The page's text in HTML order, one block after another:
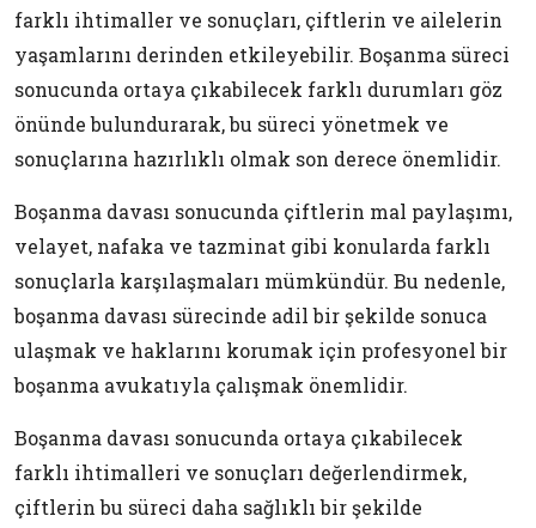
farklı ihtimaller ve sonuçları, çiftlerin ve ailelerin
yaşamlarını derinden etkileyebilir. Boşanma süreci
sonucunda ortaya çıkabilecek farklı durumları göz
önünde bulundurarak, bu süreci yönetmek ve
sonuçlarına hazırlıklı olmak son derece önemlidir.
Boşanma davası sonucunda çiftlerin mal paylaşımı,
velayet, nafaka ve tazminat gibi konularda farklı
sonuçlarla karşılaşmaları mümkündür. Bu nedenle,
boşanma davası sürecinde adil bir şekilde sonuca
ulaşmak ve haklarını korumak için profesyonel bir
boşanma avukatıyla çalışmak önemlidir.
Boşanma davası sonucunda ortaya çıkabilecek
farklı ihtimalleri ve sonuçları değerlendirmek,
çiftlerin bu süreci daha sağlıklı bir şekilde